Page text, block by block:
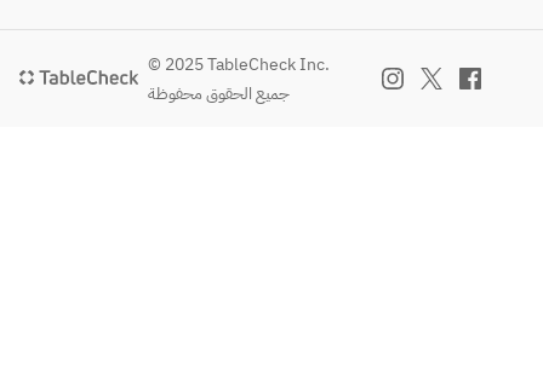
© 2025 TableCheck Inc.
جميع الحقوق محفوظة